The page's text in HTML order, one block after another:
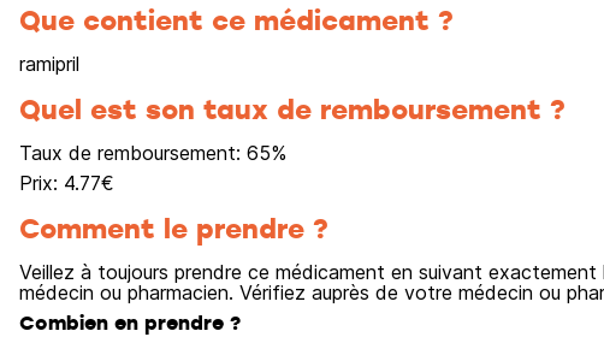
Que contient ce médicament ?
ramipril
Quel est son taux de remboursement ?
Taux de remboursement: 65%
Prix: 4.77€
Comment le prendre ?
Veillez à toujours prendre ce médicament en suivant
médecin ou pharmacien. Vérifiez auprès de votre médecin ou
Combien en prendre ?